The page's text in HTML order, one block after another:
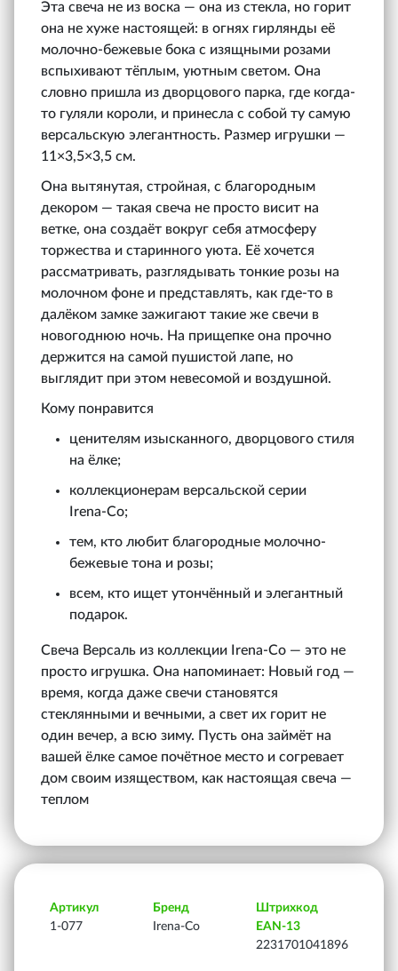
Эта свеча не из воска — она из стекла, но горит
она не хуже настоящей: в огнях гирлянды её
молочно-бежевые бока с изящными розами
вспыхивают тёплым, уютным светом. Она
словно пришла из дворцового парка, где когда-
то гуляли короли, и принесла с собой ту самую
версальскую элегантность. Размер игрушки —
11×3,5×3,5 см.
Она вытянутая, стройная, с благородным
декором — такая свеча не просто висит на
ветке, она создаёт вокруг себя атмосферу
торжества и старинного уюта. Её хочется
рассматривать, разглядывать тонкие розы на
молочном фоне и представлять, как где-то в
далёком замке зажигают такие же свечи в
новогоднюю ночь. На прищепке она прочно
держится на самой пушистой лапе, но
выглядит при этом невесомой и воздушной.
Кому понравится
ценителям изысканного, дворцового стиля
на ёлке;
коллекционерам версальской серии
Irena‑Co;
тем, кто любит благородные молочно-
бежевые тона и розы;
всем, кто ищет утончённый и элегантный
подарок.
Свеча Версаль из коллекции Irena‑Co — это не
просто игрушка. Она напоминает: Новый год —
время, когда даже свечи становятся
стеклянными и вечными, а свет их горит не
один вечер, а всю зиму. Пусть она займёт на
вашей ёлке самое почётное место и согревает
дом своим изяществом, как настоящая свеча —
теплом
Артикул
1-077
Бренд
Irena-Co
Штрихкод
EAN-13
2231701041896